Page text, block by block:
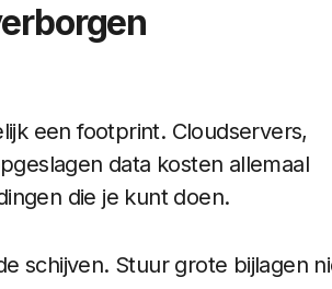
een footprint. Cloudservers,
data kosten allemaal
die je kunt doen.
schijven. Stuur grote bijlagen